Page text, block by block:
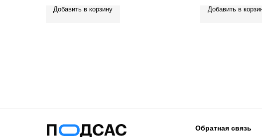
Добавить в корзину Добавить в
Обратная связь